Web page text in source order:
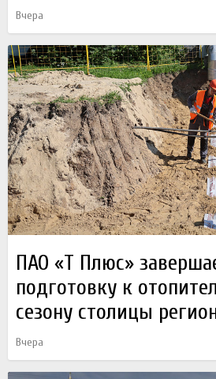
Вчера
ПАО «Т Плюс»
подготовку к
сезону столицы
Вчера